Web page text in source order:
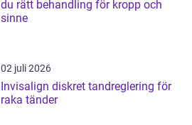
du rätt behandling för kropp och
sinne
02 juli 2026
Invisalign diskret tandreglering för
raka tänder